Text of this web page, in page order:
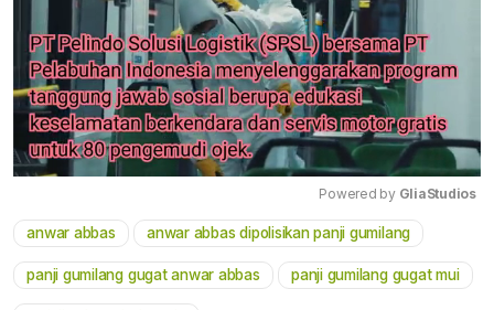
Mute
Powered by GliaStudios
anwar abbas anwar abbas dipolisikan panji gumilang
panji gumilang gugat anwar abbas panji gumilang gugat mui